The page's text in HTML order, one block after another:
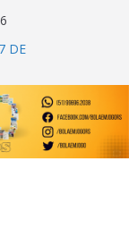
DE
TURBO
LIGA